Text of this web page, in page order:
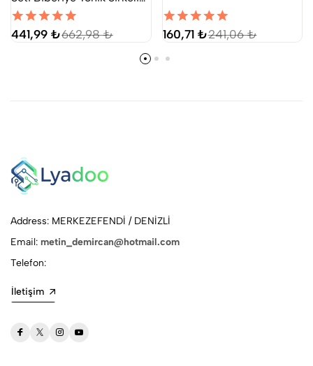
Tonik Biberiye Kompleks
Yağ 30 ml
441,99 ₺662,98 ₺ 160,71 ₺241,06 ₺
Address: MERKEZEFENDİ / DENİZLİ
Email: metin_demircan@hotmail.com
Telefon:
İletişim